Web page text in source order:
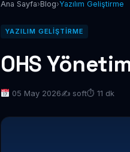
Ana Sayfa›Blog›Yazılım Geliştirme
YAZILIM GELIŞTIRME
OHS Yönetim
05 May 2026✍️ soft⏱ 11 dk